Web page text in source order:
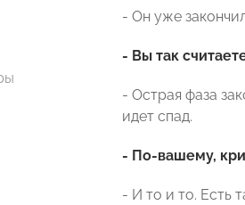
- Он уже
- Вы так
- Острая фаза
идет спад.
- По-вашему,
- И то и то. Есть